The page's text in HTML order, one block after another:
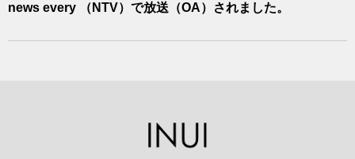
news every （NTV）で放送（OA）されました。